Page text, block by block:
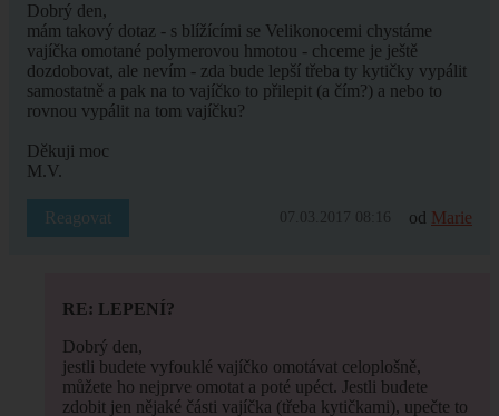
Dobrý den,
mám takový dotaz - s blížícími se Velikonocemi chystáme
vajíčka omotané polymerovou hmotou - chceme je ještě
dozdobovat, ale nevím - zda bude lepší třeba ty kytičky vypálit
samostatně a pak na to vajíčko to přilepit (a čím?) a nebo to
rovnou vypálit na tom vajíčku?
Děkuji moc
M.V.
Reagovat 07.03.2017 08:16 od Marie
RE: LEPENÍ?
Dobrý den,
jestli budete vyfouklé vajíčko omotávat celoplošně,
můžete ho nejprve omotat a poté upéct. Jestli budete
zdobit jen nějaké části vajíčka (třeba kytičkami), upečte to